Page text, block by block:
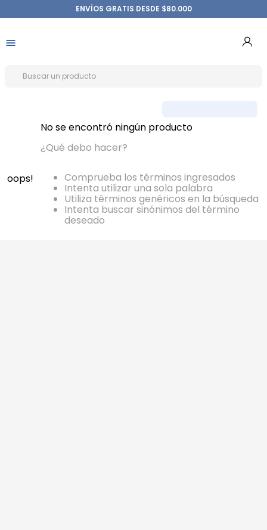
ENVÍOS GRATIS DESDE $80.000
oops!
No se encontró ningún producto
¿Qué debo hacer?
Comprueba los términos ingresados
Intenta utilizar una sola palabra
Utiliza términos genéricos en la búsqueda
Intenta buscar sinónimos del término
deseado